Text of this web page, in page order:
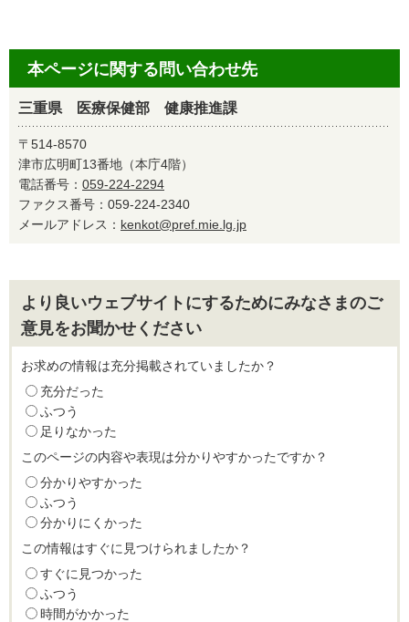
本ページに関する問い合わせ先
三重県 医療保健部 健康推進課
〒514-8570
津市広明町13番地（本庁4階）
電話番号： 059-224-2294
ファクス番号：059-224-2340
メールアドレス： kenkot@pref.mie.lg.jp
より良いウェブサイトにするためにみなさまのご
意見をお聞かせください
お求めの情報は充分掲載されていましたか？
充分だった
ふつう
足りなかった
このページの内容や表現は分かりやすかったですか？
分かりやすかった
ふつう
分かりにくかった
この情報はすぐに見つけられましたか？
すぐに見つかった
ふつう
時間がかかった